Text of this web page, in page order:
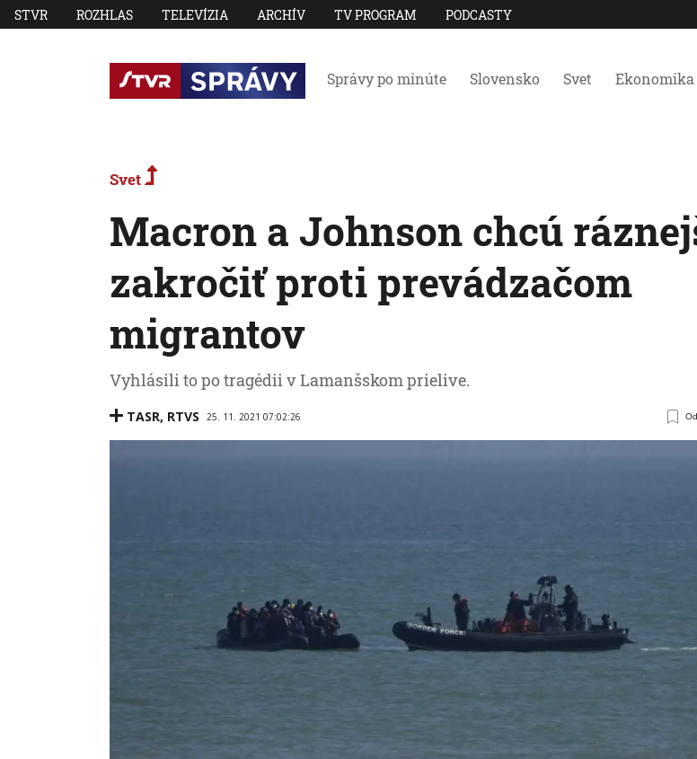
STVR ROZHLAS TELEVÍZIA ARCHÍV TV PROGRAM PODCASTY
Správy po minúte Slovensko Svet Ekonomika
Svet
Macron a Johnson chcú
zakročiť proti prevádzačom
migrantov
Vyhlásili to po tragédii v Lamanšskom prielive.
TASR, RTVS 25. 11. 2021 07:02:26